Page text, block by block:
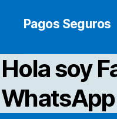
Pagos Seguros
Hola soy